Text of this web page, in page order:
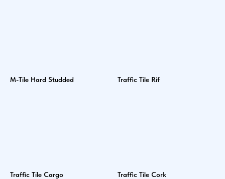
M-Tile Hard Studded Traffic Tile Rif
Traffic Tile Cargo Traffic Tile Cork